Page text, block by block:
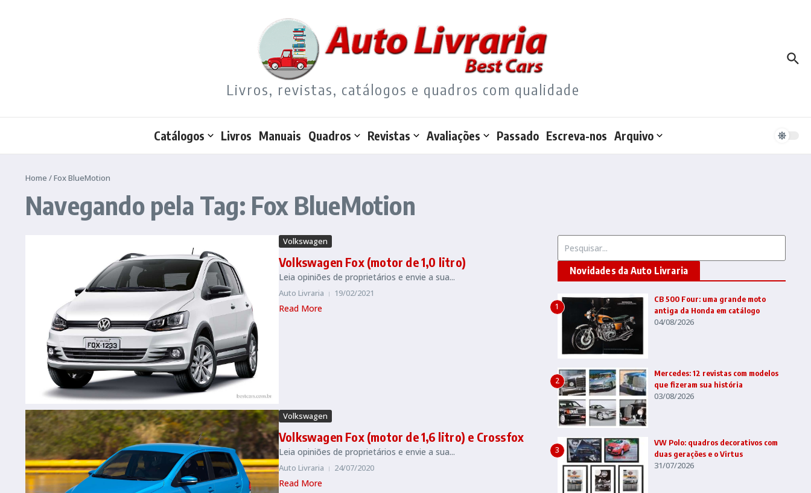
Livros, revistas, catálogos e quadros com qualidade
Catálogos Livros Manuais Quadros Revistas Avaliações Passado Escreva-nos Arquivo
Home /Fox BlueMotion
Navegando pela Tag: Fox BlueMotion
Volkswagen
Volkswagen Fox (motor de 1,0 litro)
Leia opiniões de proprietários e envie a sua...
Auto Livraria 19/02/2021
Read More
Volkswagen
Volkswagen Fox (motor de 1,6 litro) e Crossfox
Leia opiniões de proprietários e envie a sua...
Auto Livraria 24/07/2020
Read More
Novidades da Auto Livraria
1
CB 500 Four: uma grande moto
antiga da Honda em catálogo
04/08/2026
2
Mercedes: 12 revistas com modelos
que fizeram sua história
03/08/2026
3
VW Polo: quadros decorativos com
duas gerações e o Virtus
31/07/2026